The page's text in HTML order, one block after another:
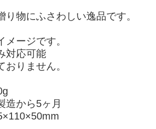
り物にふさわしい逸品です。
ージです。
対応可能
りません。
から5ヶ月